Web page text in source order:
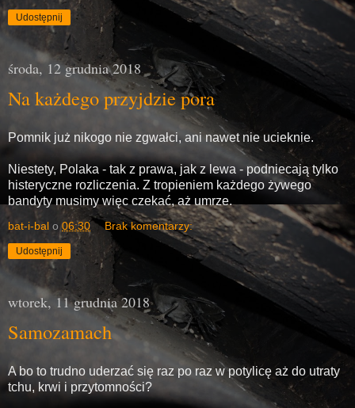
Udostępnij
środa, 12 grudnia 2018
Na każdego przyjdzie pora
Pomnik już nikogo nie zgwałci, ani nawet nie ucieknie.
Niestety, Polaka - tak z prawa, jak z lewa - podniecają tylko
histeryczne rozliczenia. Z tropieniem każdego żywego
bandyty musimy więc czekać, aż umrze.
bat-i-bal o06:30 Brak komentarzy:
Udostępnij
wtorek, 11 grudnia 2018
Samozamach
A bo to trudno uderzać się raz po raz w potylicę aż do utraty
tchu, krwi i przytomności?